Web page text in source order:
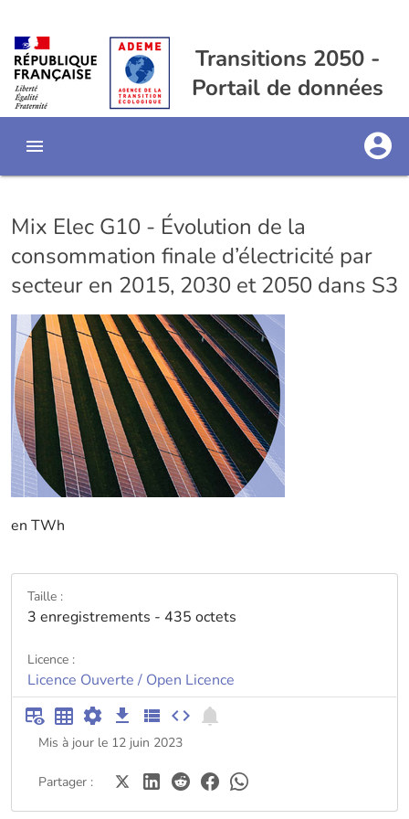
Transitions 2050 -
Portail de données
Mix Elec G10 - Évolution de la
consommation finale d’électricité par
secteur en 2015, 2030 et 2050 dans S3
en TWh
Taille :
3 enregistrements - 435 octets
Licence :
Licence Ouverte / Open Licence
Mis à jour le 12 juin 2023
Partager :